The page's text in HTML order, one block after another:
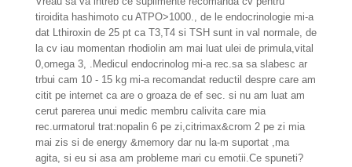
tiroidita hashimoto cu ATPO>1000., de le endocrinologie mi-a
dat Lthiroxin de 25 pt ca T3,T4 si TSH sunt in val normale, de
la cv iau momentan rhodiolin am mai luat ulei de primula,vital
0,omega 3, .Medicul endocrinolog mi-a rec.sa sa slabesc ar
trbui cam 10 - 15 kg mi-a recomandat reductil despre care am
citit pe internet ca are o groaza de ef sec. si nu am luat am
cerut parerea unui medic membru calivita care mia
rec.urmatorul trat:nopalin 6 pe zi,citrimax&crom 2 pe zi mia
mai zis si de energy &memory dar nu la-m suportat ,ma
agita, si eu si asa am probleme mari cu emotii.Ce spuneti?